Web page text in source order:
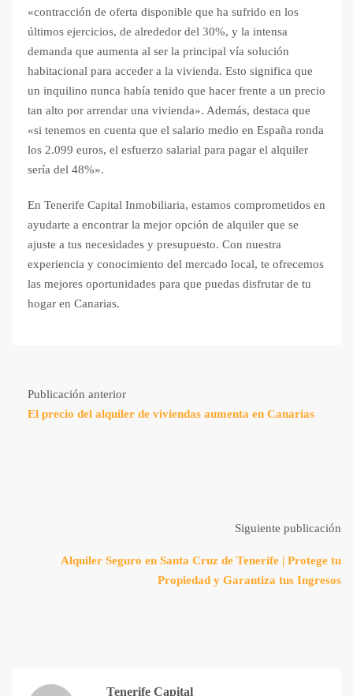
«contracción de oferta disponible que ha sufrido en los
últimos ejercicios, de alrededor del 30%, y la intensa
demanda que aumenta al ser la principal vía solución
habitacional para acceder a la vivienda. Esto significa que
un inquilino nunca había tenido que hacer frente a un precio
tan alto por arrendar una vivienda». Además, destaca que
«si tenemos en cuenta que el salario medio en España ronda
los 2.099 euros, el esfuerzo salarial para pagar el alquiler
sería del 48%».
En Tenerife Capital Inmobiliaria, estamos comprometidos en
ayudarte a encontrar la mejor opción de alquiler que se
ajuste a tus necesidades y presupuesto. Con nuestra
experiencia y conocimiento del mercado local, te ofrecemos
las mejores oportunidades para que puedas disfrutar de tu
hogar en Canarias.
Publicación anterior
El precio del alquiler de viviendas aumenta en Canarias
Siguiente publicación
Alquiler Seguro en Santa Cruz de Tenerife | Protege tu
Propiedad y Garantiza tus Ingresos
Tenerife Capital